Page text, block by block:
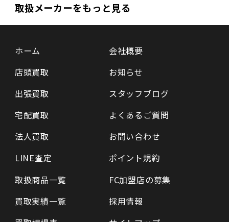
取扱メーカーをもっと見る
ホーム
店頭買取
出張買取
宅配買取
法人買取
LINE査定
取扱商品一覧
買取実績一覧
会社概要
お知らせ
スタッフブログ
よくあるご質問
お問い合わせ
ポイント規約
FC加盟店の募集
採用情報